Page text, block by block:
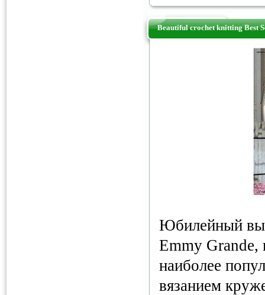
Beautiful crochet knitting Best
Юбилейный
Emmy Grande,
наиболее
вязанием